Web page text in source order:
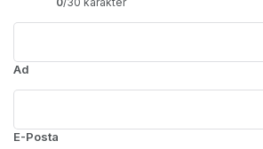
Ad
E-Posta